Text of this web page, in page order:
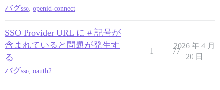
バグsso openid-connect
SSO Provider URL に # 記号が
含まれていると問題が発生す
る
バグsso oauth2
1 77
2026 年 4 月
20 日